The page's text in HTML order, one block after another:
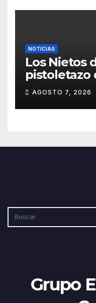
NOTICIAS
Los Nietos
pistoletazo
Carnaval
sus ensayos
AGOSTO 7, 2026
Grupo